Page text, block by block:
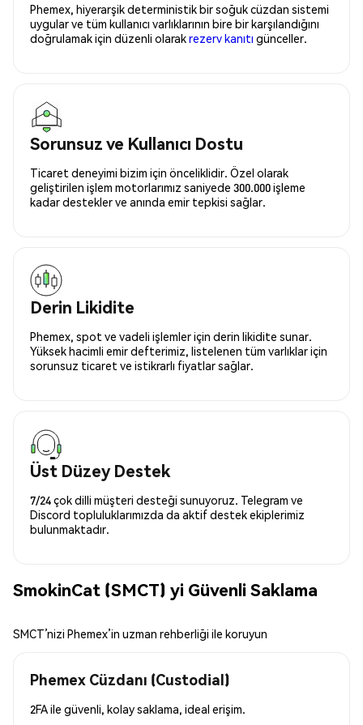
Phemex, hiyerarşik deterministik bir soğuk cüzdan sistemi
uygular ve tüm kullanıcı varlıklarının bire bir karşılandığını
doğrulamak için düzenli olarakrezerv kanıtı günceller.
Sorunsuz ve Kullanıcı Dostu
Ticaret deneyimi bizim için önceliklidir. Özel olarak
geliştirilen işlem motorlarımız saniyede 300.000 işleme
kadar destekler ve anında emir tepkisi sağlar.
Derin Likidite
Phemex, spot ve vadeli işlemler için derin likidite sunar.
Yüksek hacimli emir defterimiz, listelenen tüm varlıklar için
sorunsuz ticaret ve istikrarlı fiyatlar sağlar.
Üst Düzey Destek
7/24 çok dilli müşteri desteği sunuyoruz. Telegram ve
Discord topluluklarımızda da aktif destek ekiplerimiz
bulunmaktadır.
SmokinCat (SMCT) yi Güvenli Saklama
SMCT’nizi Phemex’in uzman rehberliği ile koruyun
Phemex Cüzdanı (Custodial)
2FA ile güvenli, kolay saklama, ideal erişim.